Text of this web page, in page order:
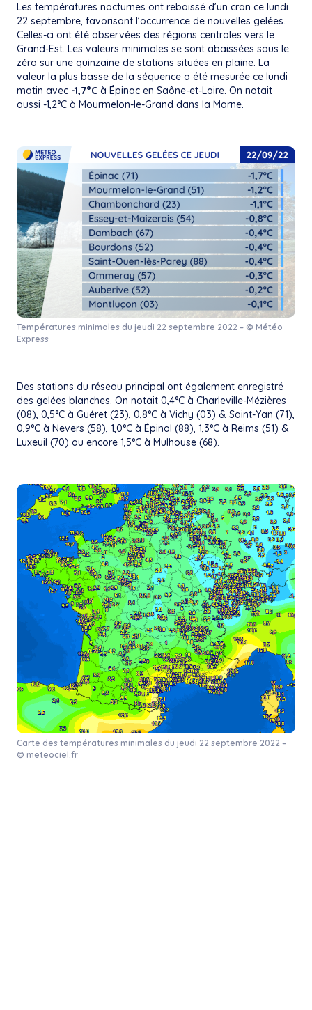
Les températures nocturnes ont rebaissé d’un cran ce lundi
22 septembre, favorisant l’occurrence de nouvelles gelées.
Celles-ci ont été observées des régions centrales vers le
Grand-Est. Les valeurs minimales se sont abaissées sous le
zéro sur une quinzaine de stations situées en plaine. La
valeur la plus basse de la séquence a été mesurée ce lundi
matin avec -1,7°C à Épinac en Saône-et-Loire. On notait
aussi -1,2°C à Mourmelon-le-Grand dans la Marne.
Températures minimales du jeudi 22 septembre 2022 – © Météo
Express
Des stations du réseau principal ont également enregistré
des gelées blanches. On notait 0,4°C à Charleville-Mézières
(08), 0,5°C à Guéret (23), 0,8°C à Vichy (03) & Saint-Yan (71),
0,9°C à Nevers (58), 1,0°C à Épinal (88), 1,3°C à Reims (51) &
Luxeuil (70) ou encore 1,5°C à Mulhouse (68).
Carte des températures minimales du jeudi 22 septembre 2022 –
© meteociel.fr